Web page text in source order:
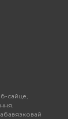
сайце,